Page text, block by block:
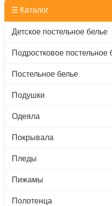
☰ Каталог
Детское постельное белье
Подростковое постельное
Постельное белье
Подушки
Одеяла
Покрывала
Пледы
Пижамы
Полотенца